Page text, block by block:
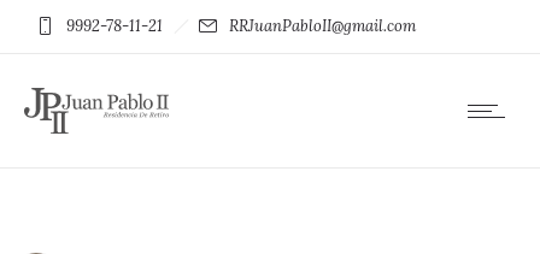
9992-78-11-21 RRJuanPabloII@gmail.com